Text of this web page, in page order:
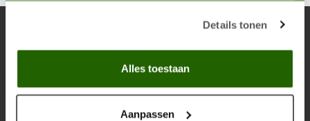
Details tonen
Alles toestaan
Aanpassen
Blijf op de hoogte over onze laatste acties